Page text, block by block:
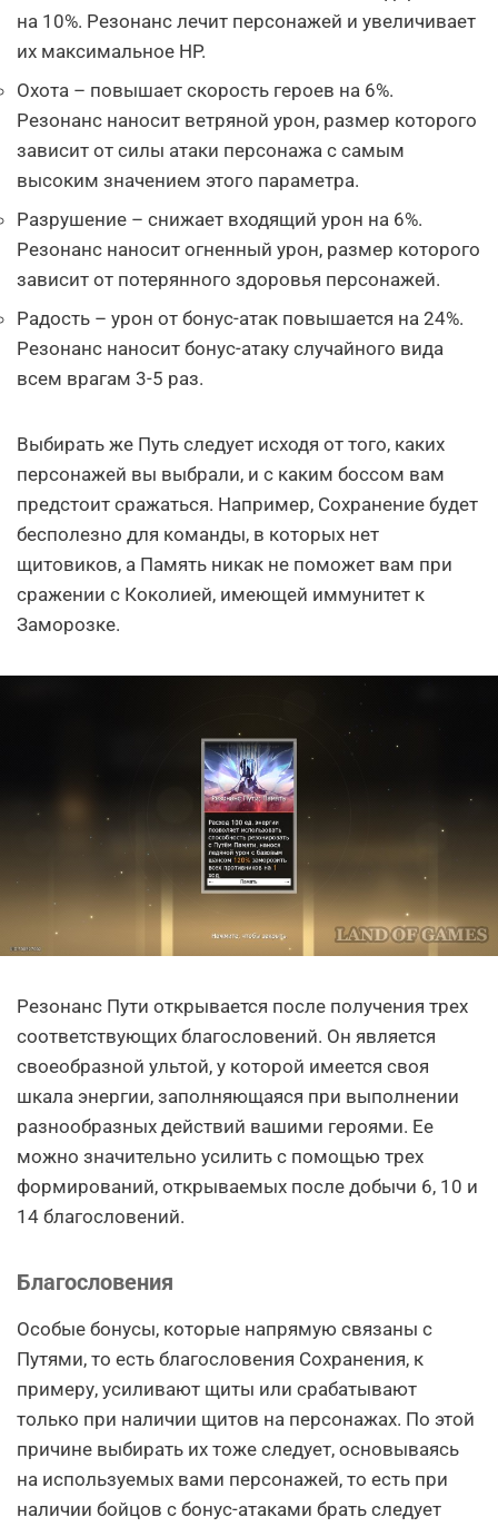
на 10%. Резонанс лечит персонажей и увеличивает
их максимальное HP.
Охота – повышает скорость героев на 6%.
Резонанс наносит ветряной урон, размер которого
зависит от силы атаки персонажа с самым
высоким значением этого параметра.
Разрушение – снижает входящий урон на 6%.
Резонанс наносит огненный урон, размер которого
зависит от потерянного здоровья персонажей.
Радость – урон от бонус-атак повышается на 24%.
Резонанс наносит бонус-атаку случайного вида
всем врагам 3-5 раз.
Выбирать же Путь следует исходя от того, каких
персонажей вы выбрали, и с каким боссом вам
предстоит сражаться. Например, Сохранение будет
бесполезно для команды, в которых нет
щитовиков, а Память никак не поможет вам при
сражении с Коколией, имеющей иммунитет к
Заморозке.
Резонанс Пути открывается после получения трех
соответствующих благословений. Он является
своеобразной ультой, у которой имеется своя
шкала энергии, заполняющаяся при выполнении
разнообразных действий вашими героями. Ее
можно значительно усилить с помощью трех
формирований, открываемых после добычи 6, 10 и
14 благословений.
Благословения
Особые бонусы, которые напрямую связаны с
Путями, то есть благословения Сохранения, к
примеру, усиливают щиты или срабатывают
только при наличии щитов на персонажах. По этой
причине выбирать их тоже следует, основываясь
на используемых вами персонажей, то есть при
наличии бойцов с бонус-атаками брать следует